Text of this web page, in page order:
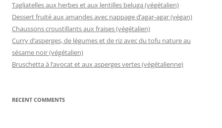
Tagliatelles aux herbes et aux lentilles beluga (végétalien)
Dessert fruité aux amandes avec nappage d’agar-agar (végan)
Chaussons croustillants aux fraises (végétalien)
Curry d’asperges, de légumes et de riz avec du tofu nature au
sésame noir (végétalien)
Bruschetta à l’avocat et aux asperges vertes (végétalienne)
RECENT COMMENTS